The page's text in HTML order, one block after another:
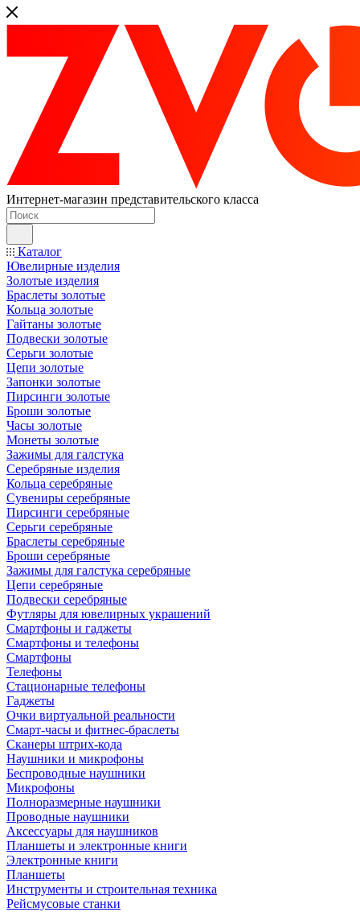
Интернет-магазин представительского класса
Каталог
Ювелирные изделия
Золотые изделия
Браслеты золотые
Кольца золотые
Гайтаны золотые
Подвески золотые
Серьги золотые
Цепи золотые
Запонки золотые
Пирсинги золотые
Броши золотые
Часы золотые
Монеты золотые
Зажимы для галстука
Серебряные изделия
Кольца серебряные
Сувениры серебряные
Пирсинги серебряные
Серьги серебряные
Браслеты серебряные
Броши серебряные
Зажимы для галстука серебряные
Цепи серебряные
Подвески серебряные
Футляры для ювелирных украшений
Смартфоны и гаджеты
Смартфоны и телефоны
Смартфоны
Телефоны
Стационарные телефоны
Гаджеты
Очки виртуальной реальности
Смарт-часы и фитнес-браслеты
Сканеры штрих-кода
Наушники и микрофоны
Беспроводные наушники
Микрофоны
Полноразмерные наушники
Проводные наушники
Аксессуары для наушников
Планшеты и электронные книги
Электронные книги
Планшеты
Инструменты и строительная техника
Рейсмусовые станки